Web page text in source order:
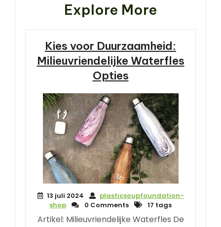
Explore More
Kies voor Duurzaamheid:
Milieuvriendelijke Waterfles
Opties
13 juli 2024
plasticsoupfoundation-
shop
0 Comments 17 tags
Artikel: Milieuvriendelijke Waterfles De